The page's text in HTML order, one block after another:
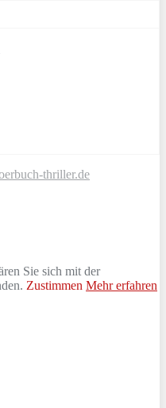
thriller.de
Sie sich mit der
Zustimmen Mehr erfahren